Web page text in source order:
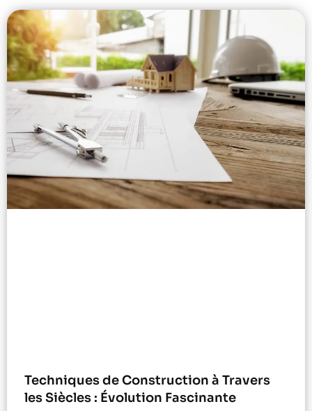
Techniques de Construction à Travers
les Siècles : Évolution Fascinante